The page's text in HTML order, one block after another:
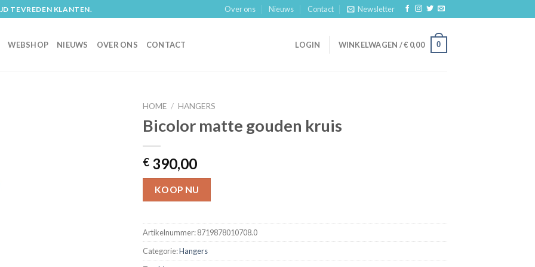
TEVREDEN KLANTEN. Over ons Nieuws Contact Newsletter
WEBSHOP NIEUWS OVER ONS CONTACT LOGIN WINKELWAGEN /€ 0,00 0
HOME / HANGERS
Bicolor matte gouden kruis
€ 390,00
KOOP NU
Artikelnummer:8719878010708.0
Categorie:Hangers